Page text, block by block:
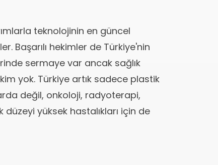
teknolojinin en güncel
Başarılı hekimler de Türkiye'nin
sermaye var ancak sağlık
yok. Türkiye artık sadece plastik
değil, onkoloji, radyoterapi,
yüksek hastalıkları için de